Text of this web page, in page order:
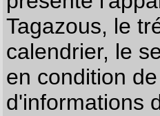
Tagazous, le
calendrier, le
en condition
d'informations